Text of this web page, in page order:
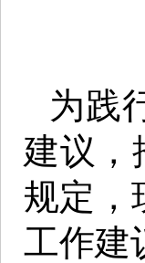
为践
建议，
规定，
工作建